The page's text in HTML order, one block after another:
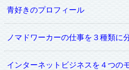
青好きのプロフィール
ノマドワーカーの仕事を３種類に
インターネットビジネスを４つの